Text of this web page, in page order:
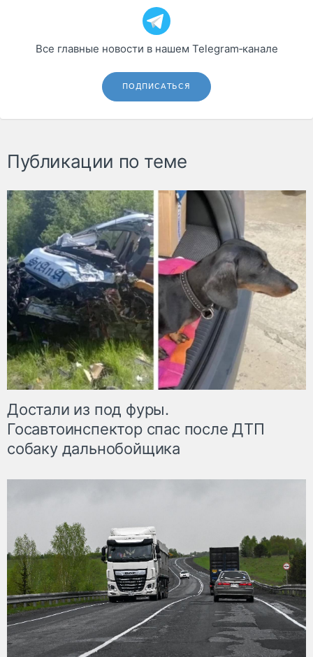
Все главные новости в нашем Telegram‑канале
ПОДПИСАТЬСЯ
Публикации по теме
Достали из под фуры.
Госавтоинспектор спас после ДТП
собаку дальнобойщика